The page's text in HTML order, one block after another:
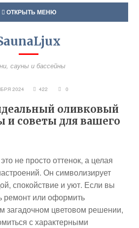
ОТКРЫТЬ МЕНЮ
сауны и бассейны
2024 422 0
оливковый
и советы для вашего
не просто оттенок, а целая
Он символизирует
спокойствие и уют. Если вы
ремонт или оформить
загадочном цветовом решении,
с характерными